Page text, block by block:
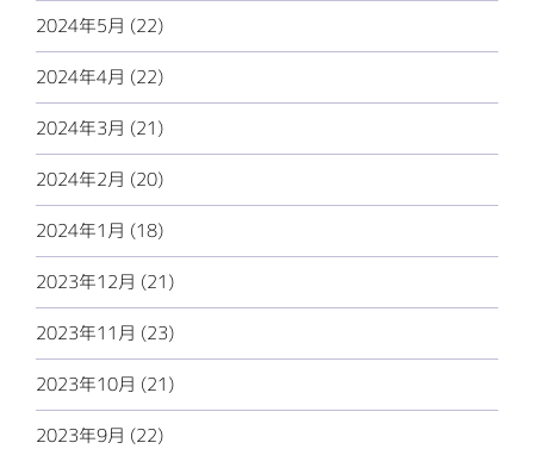
2024年5月 (22)
2024年4月 (22)
2024年3月 (21)
2024年2月 (20)
2024年1月 (18)
2023年12月 (21)
2023年11月 (23)
2023年10月 (21)
2023年9月 (22)